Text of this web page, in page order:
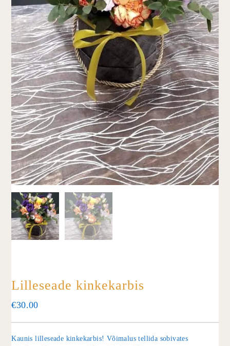
Lilleseade kinkekarbis
€30.00
Kaunis lilleseade kinkekarbis! Võimalus tellida sobivates